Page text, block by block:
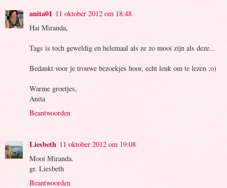
anita01 11 oktober 2012 om 18:48
Hai Miranda,
Tags is toch geweldig en helemaal als ze zo mooi zijn als deze...
Bedankt voor je trouwe bezoekjes hoor, echt leuk om te lezen ;o)
Warme groetjes,
Anita
Beantwoorden
Liesbeth 11 oktober 2012 om 19:08
Mooi Miranda.
gr. Liesbeth
Beantwoorden